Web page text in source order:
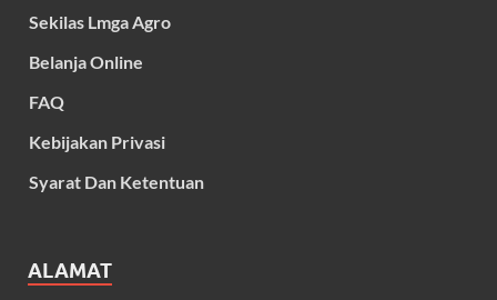
Sekilas Lmga Agro
Belanja Online
FAQ
Kebijakan Privasi
Syarat Dan Ketentuan
ALAMAT